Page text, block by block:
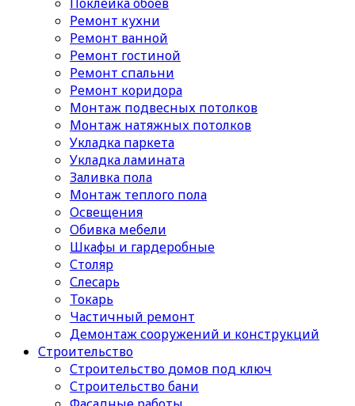
Ремонт кухни
Ремонт ванной
Ремонт гостиной
Ремонт спальни
Ремонт коридора
Монтаж подвесных потолков
Монтаж натяжных потолков
Укладка паркета
Укладка ламината
Заливка пола
Монтаж теплого пола
Освещения
Обивка мебели
Шкафы и гардеробные
Столяр
Слесарь
Токарь
Частичный ремонт
Демонтаж сооружений и конструкций
Строительство
Строительство домов под ключ
Строительство бани